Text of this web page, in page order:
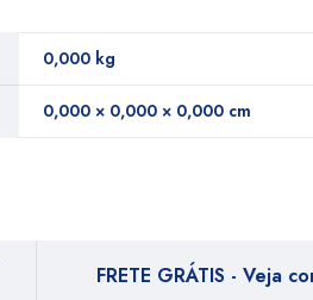
0,000 kg
0,000 × 0,000 × 0,000 cm
FRETE GRÁTIS - Veja